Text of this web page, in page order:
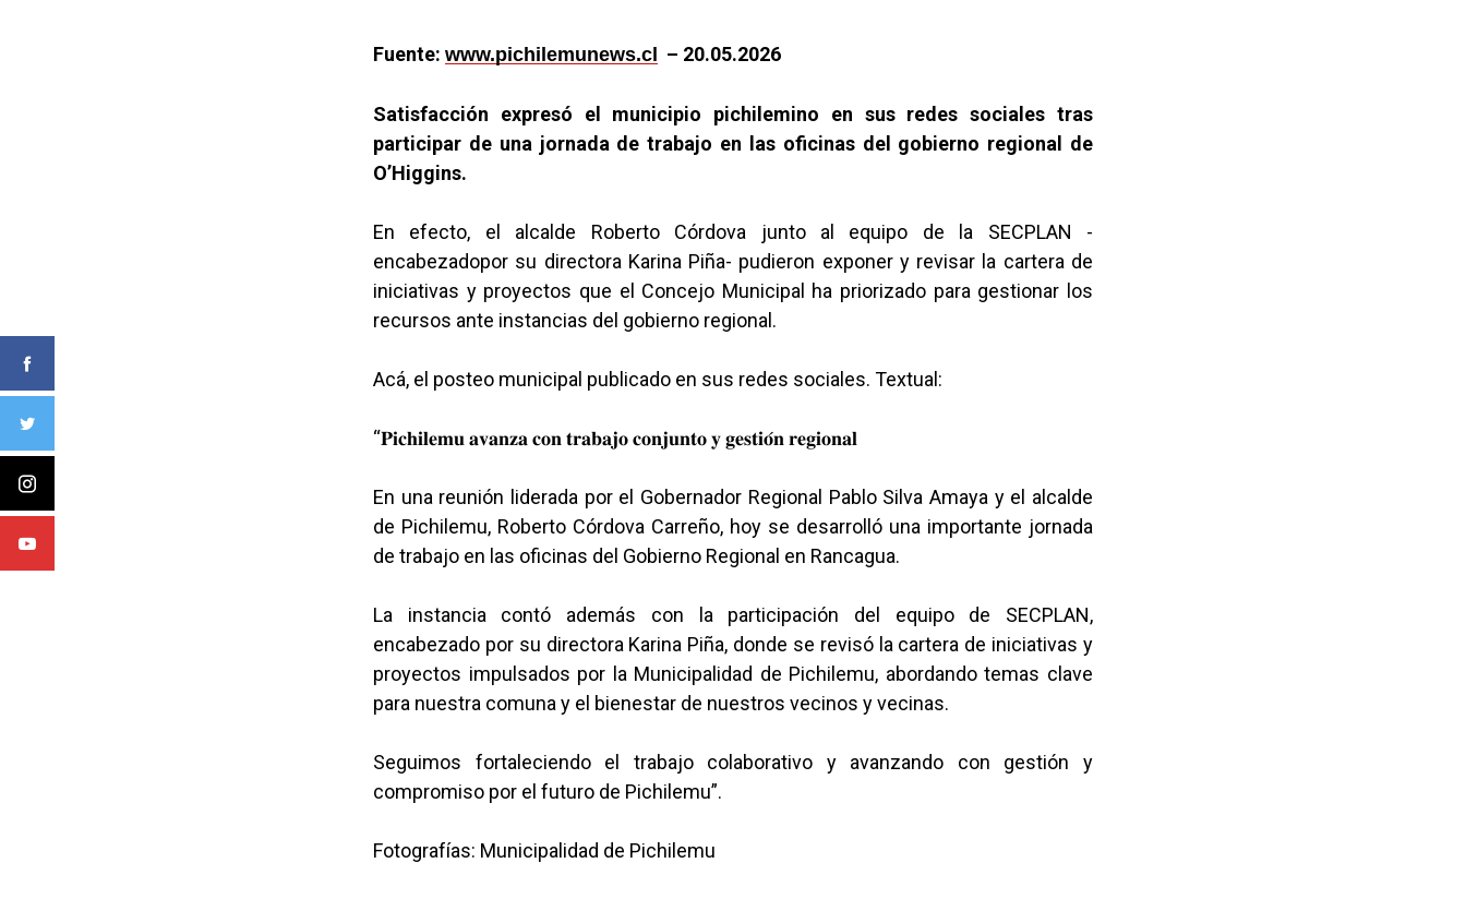
Fuente: www.pichilemunews.cl – 20.05.2026
Satisfacción expresó el municipio pichilemino en sus redes sociales tras
participar de una jornada de trabajo en las oficinas del gobierno regional de
O’Higgins.
En efecto, el alcalde Roberto Córdova junto al equipo de la SECPLAN -
encabezadopor su directora Karina Piña- pudieron exponer y revisar la cartera de
iniciativas y proyectos que el Concejo Municipal ha priorizado para gestionar los
recursos ante instancias del gobierno regional.
Acá, el posteo municipal publicado en sus redes sociales. Textual:
“𝐏𝐢𝐜𝐡𝐢𝐥𝐞𝐦𝐮 𝐚𝐯𝐚𝐧𝐳𝐚 𝐜𝐨𝐧 𝐭𝐫𝐚𝐛𝐚𝐣𝐨 𝐜𝐨𝐧𝐣𝐮𝐧𝐭𝐨 𝐲 𝐠𝐞𝐬𝐭𝐢𝐨́𝐧 𝐫𝐞𝐠𝐢𝐨𝐧𝐚𝐥
En una reunión liderada por el Gobernador Regional Pablo Silva Amaya y el alcalde
de Pichilemu, Roberto Córdova Carreño, hoy se desarrolló una importante jornada
de trabajo en las oficinas del Gobierno Regional en Rancagua.
La instancia contó además con la participación del equipo de SECPLAN,
encabezado por su directora Karina Piña, donde se revisó la cartera de iniciativas y
proyectos impulsados por la Municipalidad de Pichilemu, abordando temas clave
para nuestra comuna y el bienestar de nuestros vecinos y vecinas.
Seguimos fortaleciendo el trabajo colaborativo y avanzando con gestión y
compromiso por el futuro de Pichilemu”.
Fotografías: Municipalidad de Pichilemu